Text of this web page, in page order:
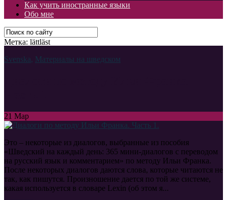
Как учить иностранные языки
Обо мне
Метка: lättläst
Svenska, Материалы на шведском
21 Мар
Это – некоторые из диалогов, выбранные из пособия
«Шведский на каждый день: 365 мини-диалогов с переводом
на русский язык и комментарием» по методу Ильи Франка.
После некоторых диалогов даются слова, которые читаются не
так, как пишутся. Произношение дается по той же системе,
какая используется в словаре Lexin (об этом я...